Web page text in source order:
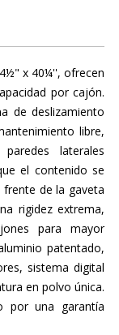
x 40¼'', ofrecen
por cajón.
de deslizamiento
libre,
laterales
el contenido se
frente de la gaveta
rigidez extrema,
para mayor
patentado,
sistema digital
en polvo única.
por una garantía